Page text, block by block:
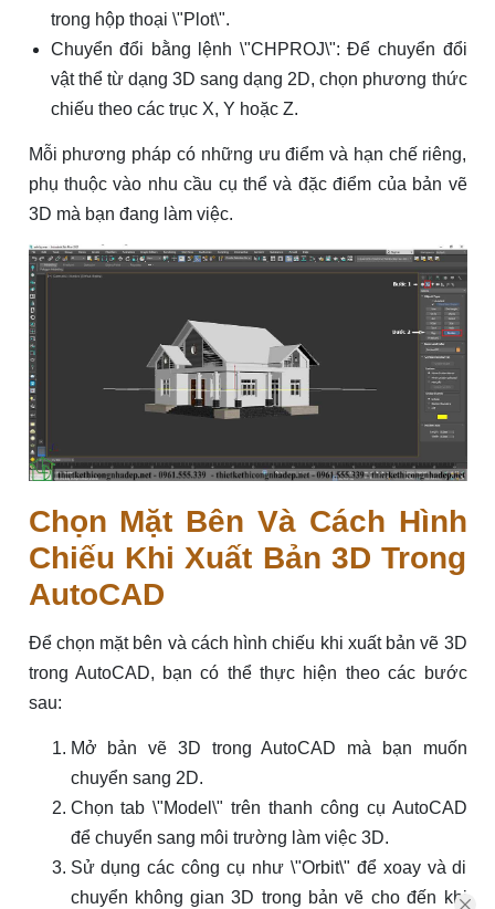
trong hộp thoại \"Plot\".
Chuyển đổi bằng lệnh \"CHPROJ\": Để chuyển đổi
vật thể từ dạng 3D sang dạng 2D, chọn phương thức
chiếu theo các trục X, Y hoặc Z.
Mỗi phương pháp có những ưu điểm và hạn chế riêng,
phụ thuộc vào nhu cầu cụ thể và đặc điểm của bản vẽ
3D mà bạn đang làm việc.
Chọn Mặt Bên Và Cách Hình
Chiếu Khi Xuất Bản 3D Trong
AutoCAD
Để chọn mặt bên và cách hình chiếu khi xuất bản vẽ 3D
trong AutoCAD, bạn có thể thực hiện theo các bước
sau:
Mở bản vẽ 3D trong AutoCAD mà bạn muốn
chuyển sang 2D.
Chọn tab \"Model\" trên thanh công cụ AutoCAD
để chuyển sang môi trường làm việc 3D.
Sử dụng các công cụ như \"Orbit\" để xoay và di
chuyển không gian 3D trong bản vẽ cho đến khi